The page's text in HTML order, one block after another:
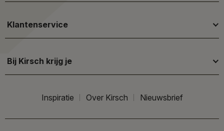
Klantenservice
Bij Kirsch krijg je
Inspiratie Over Kirsch Nieuwsbrief